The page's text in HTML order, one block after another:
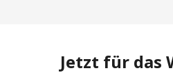
Jetzt für das